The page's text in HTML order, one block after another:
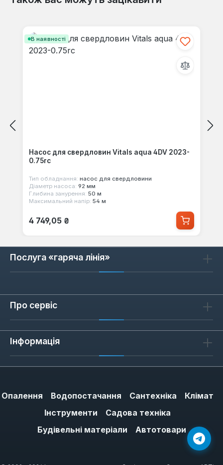
В наявності
Насос для свердловин Vitals aqua 4DV 2023-
0.75rc
Тип обладнання: насос для свердловини
Діаметр насоса: 92 мм
Глибина занурення: 50 м
Максимальний напір: 54 м
Звичайна ціна:
4 749,05 ₴
Послуга «гаряча лінія»
Про сервіс
Інформація
Опалення Водопостачання Сантехніка
Клімат
Інструменти
Садова техніка
Будівельні матеріали
Автотовари